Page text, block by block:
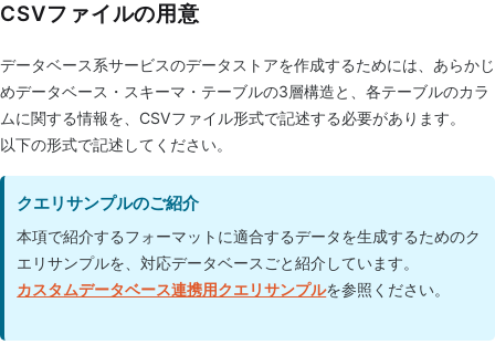
CSVファイルの用意
データベース系サービスのデータストアを作成するためには、あらかじ
めデータベース・スキーマ・テーブルの3層構造と、各テーブルのカラ
ムに関する情報を、CSVファイル形式で記述する必要があります。
以下の形式で記述してください。
クエリサンプルのご紹介
本項で紹介するフォーマットに適合するデータを生成するためのク
エリサンプルを、対応データベースごと紹介しています。
カスタムデータベース連携用クエリサンプルを参照ください。